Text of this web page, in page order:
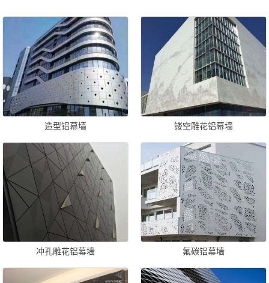
造型铝幕墙 镂空雕花铝幕墙
冲孔雕花铝幕墙 氟碳铝幕墙